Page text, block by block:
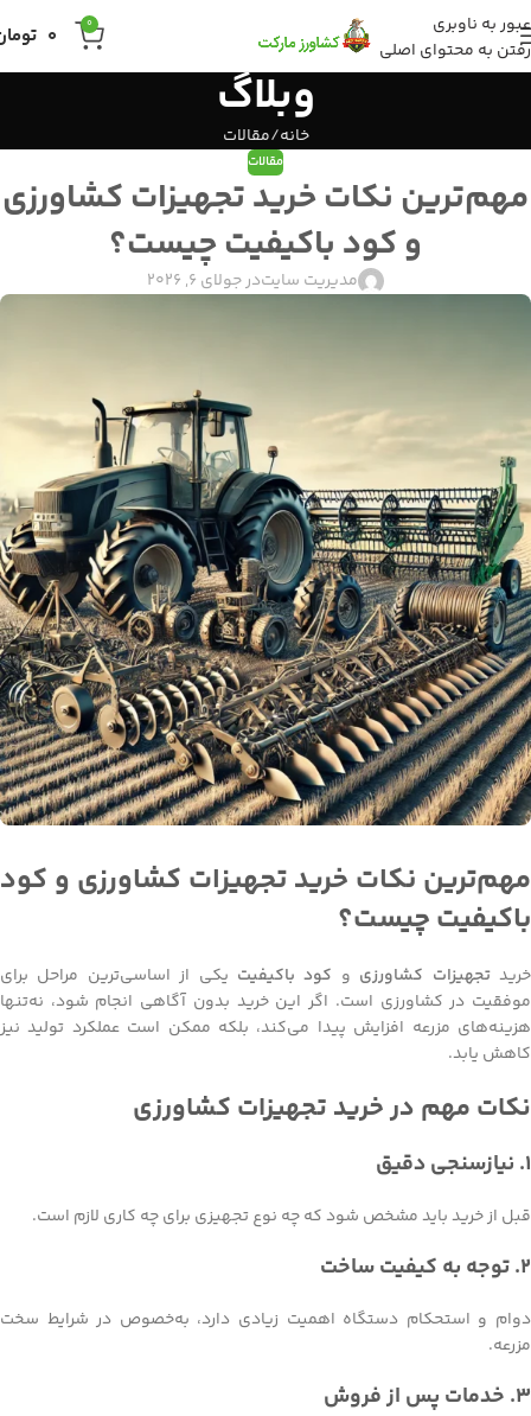
عبور به ناوبری
رفتن به محتوای اصلی
0
0
وبلاگ
خانه مقالات
مقالات
مهم‌ترین نکات خرید تجهیزات کشاورزی
و کود باکیفیت چیست؟
مدیریت سایتدر جولای 6, 2026
مهم‌ترین نکات خرید تجهیزات کشاورزی و کود
باکیفیت چیست؟
خریدتجهیزات کشاورزی و کود باکیفیت یکی از اساسی‌ترین مراحل برای
موفقیت در کشاورزی است. اگر این خرید بدون آگاهی انجام شود، نه‌تنها
هزینه‌های مزرعه افزایش پیدا می‌کند، بلکه ممکن است عملکرد تولید نیز
کاهش یابد.
نکات مهم در خرید تجهیزات کشاورزی
1. نیازسنجی دقیق
قبل از خرید باید مشخص شود که چه نوع تجهیزی برای چه کاری لازم است.
2. توجه به کیفیت ساخت
دوام و استحکام دستگاه اهمیت زیادی دارد، به‌خصوص در شرایط سخت
مزرعه.
3. خدمات پس از فروش